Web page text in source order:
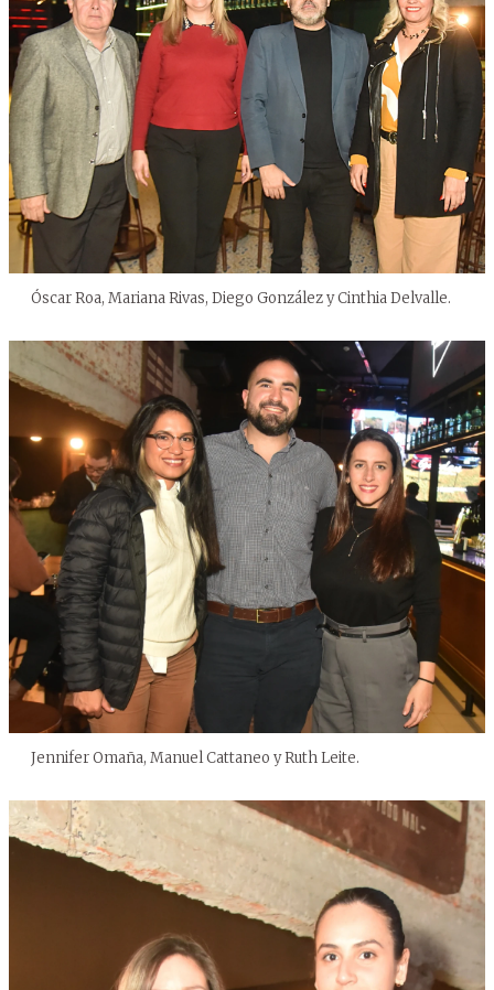
Óscar Roa, Mariana Rivas, Diego González y Cinthia Delvalle.
Jennifer Omaña, Manuel Cattaneo y Ruth Leite.